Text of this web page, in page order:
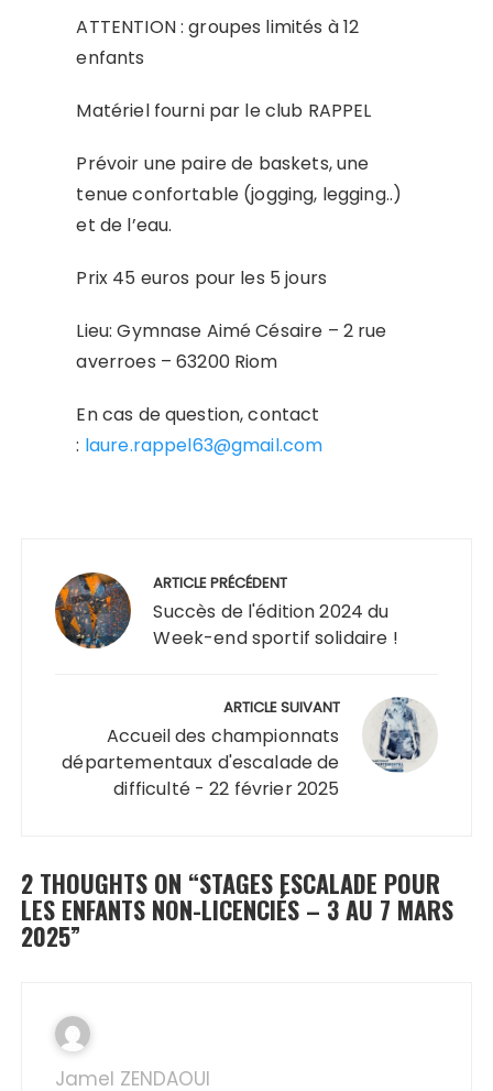
ATTENTION : groupes limités à 12
enfants
Matériel fourni par le club RAPPEL
Prévoir une paire de baskets, une
tenue confortable (jogging, legging..)
et de l’eau.
Prix 45 euros pour les 5 jours
Lieu: Gymnase Aimé Césaire – 2 rue
averroes – 63200 Riom
En cas de question, contact
: laure.rappel63@gmail.com
l’article
ARTICLE PRÉCÉDENT
Succès de l'édition 2024 du
Week-end sportif solidaire !
ARTICLE SUIVANT
Accueil des championnats
départementaux d'escalade de
difficulté - 22 février 2025
2 THOUGHTS ON “STAGES ESCALADE POUR
LES ENFANTS NON-LICENCIÉS – 3 AU 7 MARS
2025”
Jamel ZENDAOUI